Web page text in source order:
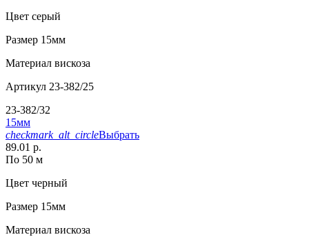
Цвет серый
Размер 15мм
Материал вискоза
Артикул 23-382/25
23-382/32
15мм
checkmark_alt_circleВыбрать
89.01 р.
По 50 м
Цвет черный
Размер 15мм
Материал вискоза